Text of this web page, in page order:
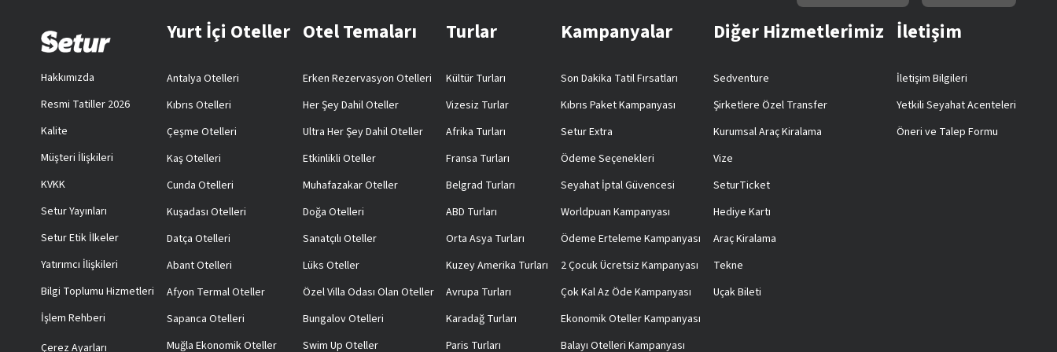
Hakkımızda
Resmi Tatiller 2026
Kalite
Müşteri İlişkileri
KVKK
Setur Yayınları
Setur Etik İlkeler
Yatırımcı İlişkileri
Bilgi Toplumu Hizmetleri
İşlem Rehberi
Çerez Ayarları
Yurt İçi Oteller
Antalya Otelleri
Kıbrıs Otelleri
Çeşme Otelleri
Kaş Otelleri
Cunda Otelleri
Kuşadası Otelleri
Datça Otelleri
Abant Otelleri
Afyon Termal Oteller
Sapanca Otelleri
Muğla Ekonomik Oteller
Otel Temaları
Erken Rezervasyon Otelleri
Her Şey Dahil Oteller
Ultra Her Şey Dahil Oteller
Etkinlikli Oteller
Muhafazakar Oteller
Doğa Otelleri
Sanatçılı Oteller
Lüks Oteller
Özel Villa Odası Olan Oteller
Bungalov Otelleri
Swim Up Oteller
Turlar
Kültür Turları
Vizesiz Turlar
Afrika Turları
Fransa Turları
Belgrad Turları
ABD Turları
Orta Asya Turları
Kuzey Amerika Turları
Avrupa Turları
Karadağ Turları
Paris Turları
Kampanyalar
Son Dakika Tatil Fırsatları
Kıbrıs Paket Kampanyası
Setur Extra
Ödeme Seçenekleri
Seyahat İptal Güvencesi
Worldpuan Kampanyası
Ödeme Erteleme Kampanyası
2 Çocuk Ücretsiz Kampanyası
Çok Kal Az Öde Kampanyası
Ekonomik Oteller Kampanyası
Balayı Otelleri Kampanyası
Diğer Hizmetlerimiz
Sedventure
Şirketlere Özel Transfer
Kurumsal Araç Kiralama
Vize
SeturTicket
Hediye Kartı
Araç Kiralama
Tekne
Uçak Bileti
İletişim
İletişim Bilgileri
Yetkili Seyahat Acenteleri
Öneri ve Talep Formu